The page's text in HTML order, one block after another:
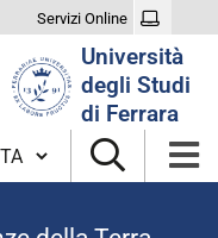
Servizi Online
Università
degli Studi
di Ferrara
lingua